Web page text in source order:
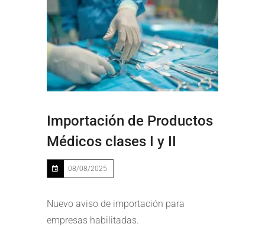
Importación de Productos
Médicos clases I y II
08/08/2025
Nuevo aviso de importación para
empresas habilitadas.